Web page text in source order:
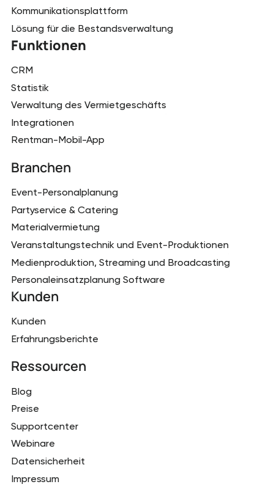
Kommunikationsplattform
Lösung für die Bestandsverwaltung
Funktionen
CRM
Statistik
Verwaltung des Vermietgeschäfts
Integrationen
Rentman-Mobil-App
Branchen
Event-Personalplanung
Partyservice & Catering
Materialvermietung
Veranstaltungstechnik und Event-Produktionen
Medienproduktion, Streaming und Broadcasting
Personaleinsatzplanung Software
Kunden
Kunden
Erfahrungsberichte
Ressourcen
Blog
Preise
Supportcenter
Webinare
Datensicherheit
Impressum